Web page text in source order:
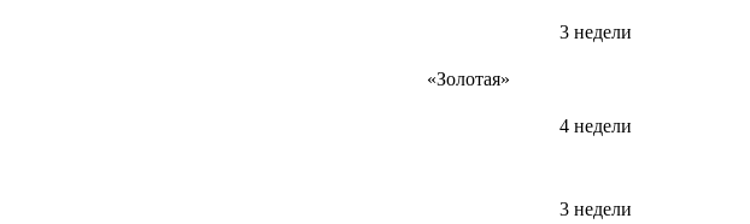
«Золотая»
3 недели
4 недели
3 недели